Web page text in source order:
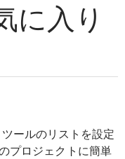
に入り
ールのリストを設定
プロジェクトに簡単